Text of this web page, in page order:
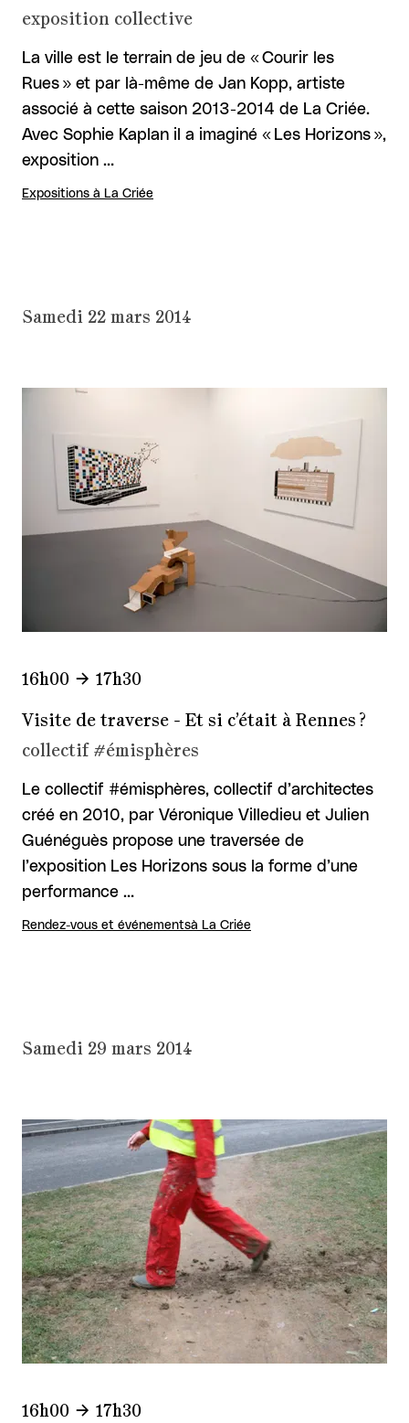
exposition collective
La ville est le terrain de jeu de « Courir les
Rues » et par là-même de Jan Kopp, artiste
associé à cette saison 2013-2014 de La Criée.
Avec Sophie Kaplan il a imaginé « Les Horizons »,
exposition …
Expositions à La Criée
Samedi 22 mars 2014
Visite de traverse - Et si c’était à Rennes ?
collectif #émisphères
16h00 17h30
Le collectif #émisphères, collectif d’architectes
créé en 2010, par Véronique Villedieu et Julien
Guénéguès propose une traversée de
l’exposition Les Horizons sous la forme d’une
performance …
Rendez-vous et événementsà La Criée
Samedi 29 mars 2014
16h00 17h30